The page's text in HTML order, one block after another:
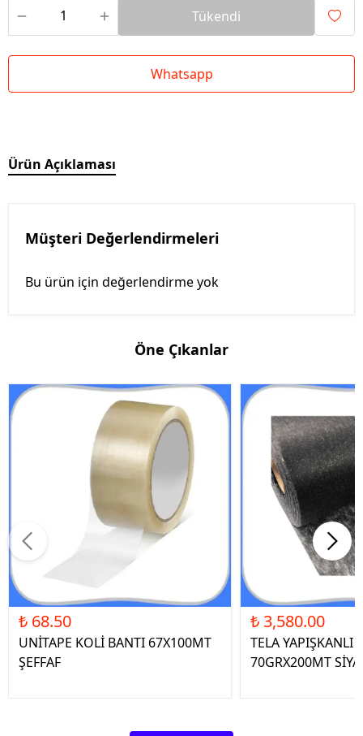
Tükendi
Whatsapp
Ürün Açıklaması
Müşteri Değerlendirmeleri
Bu ürün için değerlendirme yok
Öne Çıkanlar
₺ 68.50
UNİTAPE KOLİ BANTI 67X100MT
ŞEFFAF
₺ 3,580.00
TELA YAPIŞKANLI
70GRX200MT